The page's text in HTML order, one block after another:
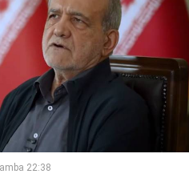
22:38